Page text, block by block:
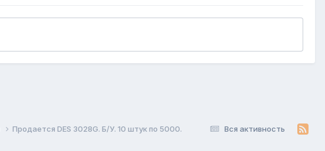
Вся активность
Продается DES 3028G. Б/У. 10 штук по 5000.